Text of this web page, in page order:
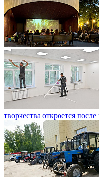
творчества откроется